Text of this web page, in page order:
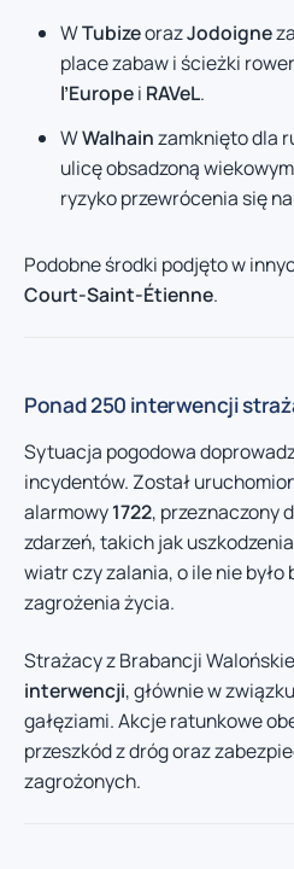
WTubizeorazJodoigne
place zabaw i ścieżki
l’Europei RAVeL.
WWalhainzamknięto dla
ulicę obsadzoną
ryzyko przewrócenia się
Podobne środki podjęto w
Court-Saint-Étienne.
Ponad 250 interwencji
Sytuacja pogodowa
incydentów. Został
alarmowy1722, przeznaczony
zdarzeń, takich jak
wiatr czy zalania, o ile nie
zagrożenia życia.
Strażacy z Brabancji
interwencji, głównie w
gałęziami. Akcje ratunkowe
przeszkód z dróg oraz
zagrożonych.